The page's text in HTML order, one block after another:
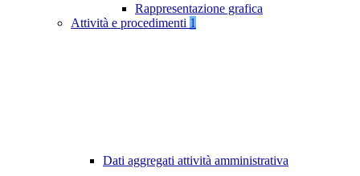
Rappresentazione grafica
Attività e procedimenti 1
Dati aggregati attività amministrativa